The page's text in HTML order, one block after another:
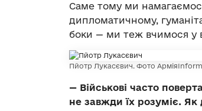
Саме тому ми
дипломатичному,
боки — ми теж вчимося у
Пйотр Лукасєвич. Фото АрміяInform
— Військові часто
не завжди їх розуміє.